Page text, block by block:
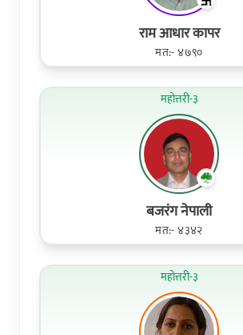
राम आधार कापर
मत:- ४७९०
महोत्तरी-३
बजरंग नेपाली
मत:- ४३४२
महोत्तरी-३